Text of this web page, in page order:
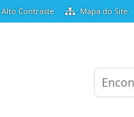
Alto Contraste Mapa do Site